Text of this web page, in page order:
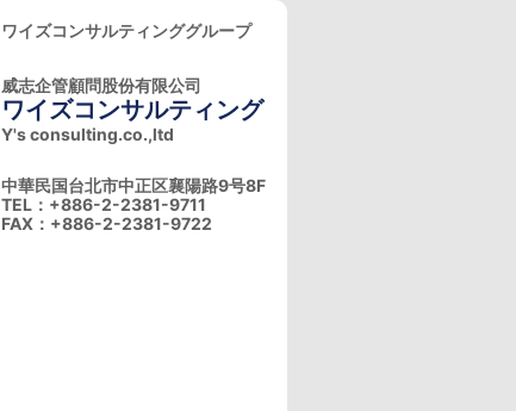
ワイズコンサルティンググループ
威志企管顧問股份有限公司
ワイズコンサルティング
Y's consulting.co.,ltd
中華民国台北市中正区襄陽路9号8F
TEL：+886-2-2381-9711
FAX：+886-2-2381-9722